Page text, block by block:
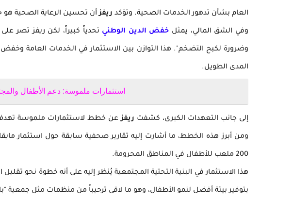
العام بشأن تدهور الخدمات الصحية. وتؤكد ريفزأن تحسين الرعاية الصحية هو
وفي الشق المالي، يمثل خفض الدين الوطني تحدياً كبيراً، لكن ريفز تصر
وضرورة لكبح التضخم". هذا التوازن بين الاستثمار في الخدمات العامة
المدى الطويل.
استثمارات ملموسة: دعم الأطفال
إلى جانب التعهدات الكبرى، كشفت ريفزعن خطط لاستثمارات ملموسة تهدف
200 ملعب للأطفال في المناطق المحرومة.
هذا الاستثمار في البنية التحتية المجتمعية يُنظر إليه على أنه خطوة نحو تقليل
بتوفير بيئة أفضل لنمو الأطفال، وهو ما لاقى ترحيباً من منظمات مثل جمعية